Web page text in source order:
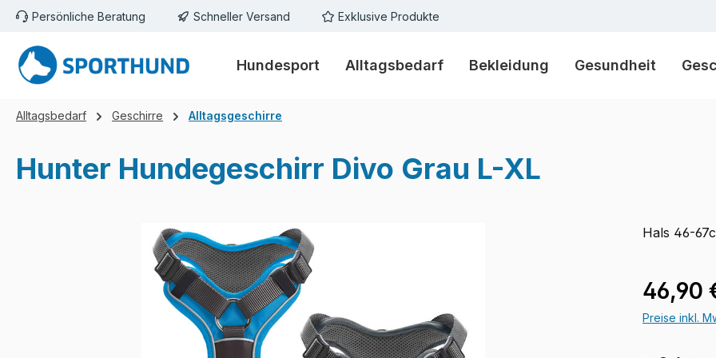
Hauptinhalt springen
Zur Suche springen
Zur Hauptnavigation springen
Persönliche Beratung Schneller Versand Exklusive Produkte
Hundesport Alltagsbedarf Bekleidung Gesundheit
Alltagsbedarf Geschirre Alltagsgeschirre
Hunter Hundegeschirr Divo Grau L-XL
Bildergalerie überspringen Hals 46-
46,90
Preise inkl.